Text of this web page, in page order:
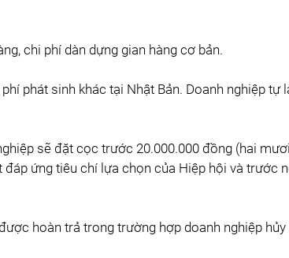
chi phí dàn dựng gian hàng cơ bản.
phát sinh khác tại Nhật Bản. Doanh nghiệp tự
sẽ đặt cọc trước 20.000.000 đồng (hai mươi
ứng tiêu chí lựa chọn của Hiệp hội và trước
hoàn trả trong trường hợp doanh nghiệp hủy